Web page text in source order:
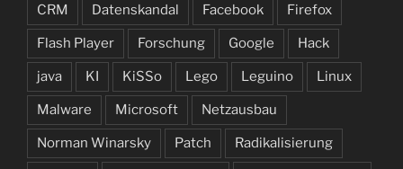
CRM Datenskandal Facebook Firefox
Flash Player Forschung Google Hack
java KI KiSSo Lego Leguino Linux
Malware Microsoft Netzausbau
Norman Winarsky Patch Radikalisierung